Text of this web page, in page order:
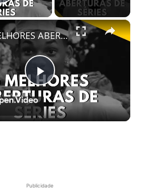
×
Play
Video
5 MELHORES ABERTURAS DE SÉRIES | Pipocas Tv #13
Publicidade